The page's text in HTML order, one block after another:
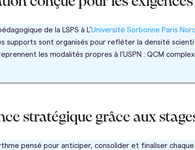
de la LSPS à L’Université Sorbonne Paris Nord
supports sont organisés pour refléter la densité
les modalités propres à l’USPN : QCM
stratégique grâce aux
pensé pour anticiper, consolider et finaliser